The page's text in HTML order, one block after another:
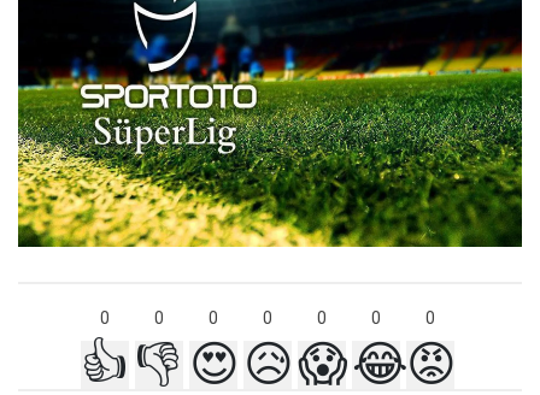
0 0 0 0 0 0 0
👍 👎 😍😥😱😂😡